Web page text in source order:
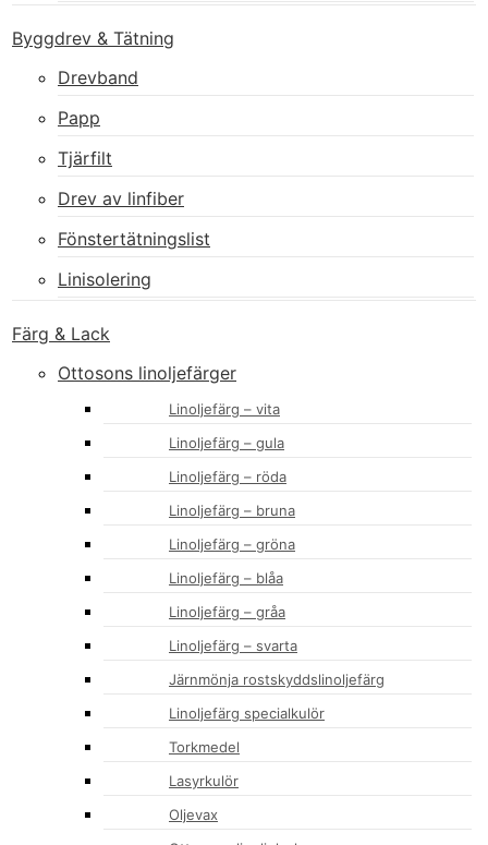
Byggdrev & Tätning
Drevband
Papp
Tjärfilt
Drev av linfiber
Fönstertätningslist
Linisolering
Färg & Lack
Ottosons linoljefärger
Linoljefärg – vita
Linoljefärg – gula
Linoljefärg – röda
Linoljefärg – bruna
Linoljefärg – gröna
Linoljefärg – blåa
Linoljefärg – gråa
Linoljefärg – svarta
Järnmönja rostskyddslinoljefärg
Linoljefärg specialkulör
Torkmedel
Lasyrkulör
Oljevax